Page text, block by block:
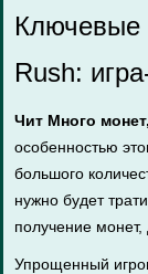
Ключевые
Rush:
Чит Много
особенностью
большого
нужно будет
получение монет,
Упрощенный